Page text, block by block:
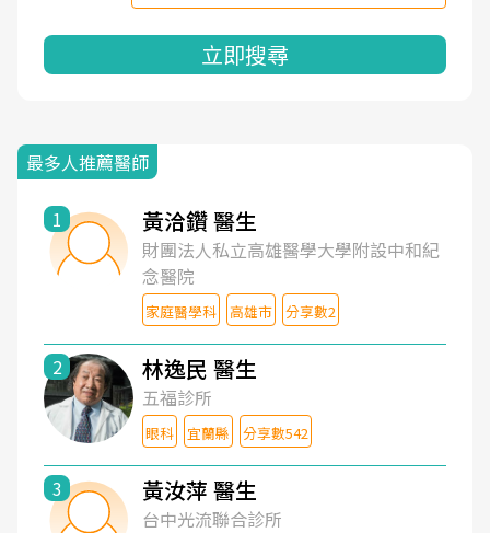
立即搜尋
最多人推薦醫師
1 黃洽鑽 醫生
財團法人私立高雄醫學大學附設中和紀
念醫院
家庭醫學科 高雄市 分享數2
2 林逸民 醫生
五福診所
眼科 宜蘭縣 分享數542
3 黃汝萍 醫生
台中光流聯合診所